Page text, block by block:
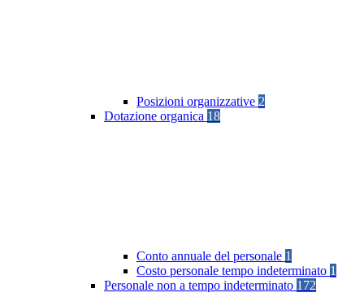
Posizioni organizzative 2
Dotazione organica 18
Conto annuale del personale 1
Costo personale tempo indeterminato 1
Personale non a tempo indeterminato 172